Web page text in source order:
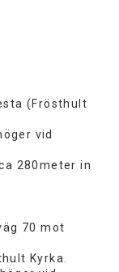
(Frösthult
vid
280meter in
70 mot
Kyrka.